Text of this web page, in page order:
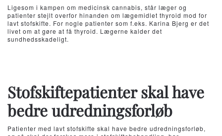
Ligesom i kampen om medicinsk cannabis, står læger og
patienter stejlt overfor hinanden om lægemidlet thyroid mod for
lavt stofskifte. For nogle patienter som f.eks. Karina Bjerg er det
livet om at gøre at få thyroid. Lægerne kalder det
sundhedsskadeligt.
Stofskiftepatienter skal have
bedre udredningsforløb
Patienter med lavt stofskifte skal have bedre udredningsforløb,